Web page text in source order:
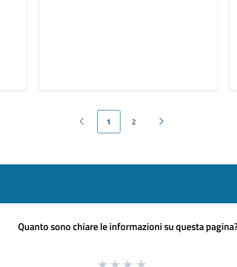
Pagina precedente
1 2
Pagina successiva
Quanto sono chiare le informazioni su questa